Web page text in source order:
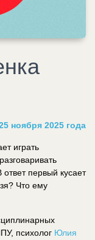
ноября 2025 года
играть
первый кусает
Что ему
психолог Юлия